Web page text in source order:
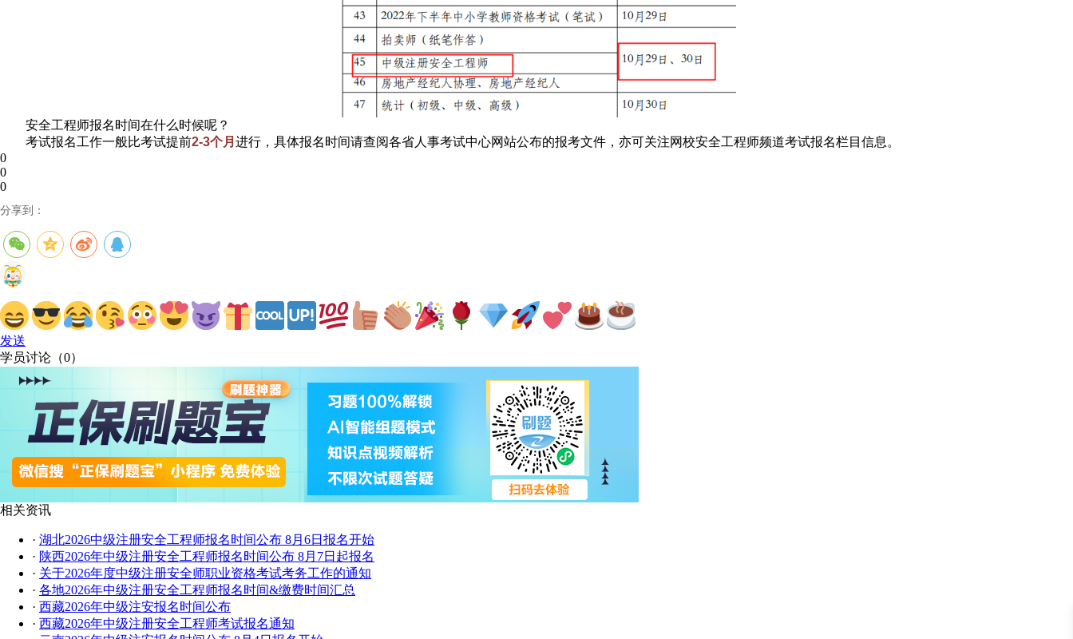
安全工程师报名时间在什么时候呢？
考试报名工作一般比考试提前2-3个月 进行，具体报名时间请查阅各省人事考试中心网站公布的报考文件，亦可关注网校安全工程师频道考试报名栏目信息。
0
0
0
分享到：
发送
学员讨论（0）
相关资讯
· 湖北2026中级注册安全工程师报名时间公布 8月6日报名开始
· 陕西2026年中级注册安全工程师报名时间公布 8月7日起报名
· 关于2026年度中级注册安全师职业资格考试考务工作的通知
· 各地2026年中级注册安全工程师报名时间&缴费时间汇总
· 西藏2026年中级注安报名时间公布
· 西藏2026年中级注册安全工程师考试报名通知